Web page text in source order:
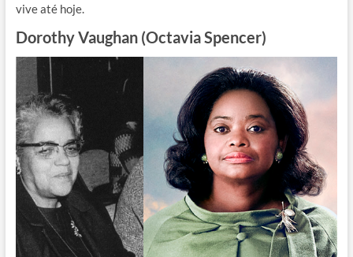
vive até hoje.
Dorothy Vaughan (Octavia Spencer)